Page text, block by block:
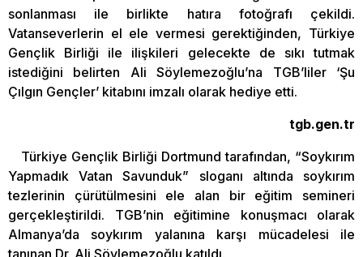
sonlanması ile birlikte hatıra fotoğrafı çekildi.
Vatanseverlerin el ele vermesi gerektiğinden, Türkiye
Gençlik Birliği ile ilişkileri gelecekte de sıkı tutmak
istediğini belirten Ali Söylemezoğlu’na TGB’liler ‘Şu
Çılgın Gençler’ kitabını imzalı olarak hediye etti.
tgb.gen.tr
Türkiye Gençlik Birliği Dortmund tarafından, “Soykırım
Yapmadık Vatan Savunduk” sloganı altında soykırım
tezlerinin çürütülmesini ele alan bir eğitim semineri
gerçekleştirildi. TGB’nin eğitimine konuşmacı olarak
Almanya’da soykırım yalanına karşı mücadelesi ile
tanınan Dr. Ali Söylemezoğlu katıldı.